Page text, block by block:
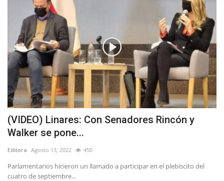
Crónica
Policial
Tribunales
Deporte
Política
Espectáculos
(VIDEO) Linares: Con Senadores Rincón y
Walker se pone...
Editora Agosto 13, 2022 450
Parlamentarios hicieron un llamado a participar en el plebiscito del
cuatro de septiembre...